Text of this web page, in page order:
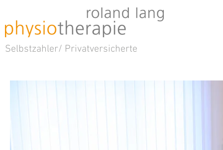
Selbstzahler/ Privatversicherte